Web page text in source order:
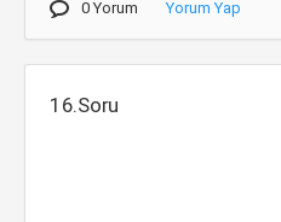
0 Yorum Yorum Yap
16.Soru